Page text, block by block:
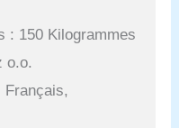
: 150 Kilogrammes
o.o.
Français,